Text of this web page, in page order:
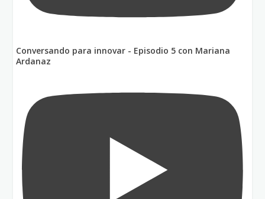
Conversando para innovar - Episodio 5 con Mariana
Ardanaz